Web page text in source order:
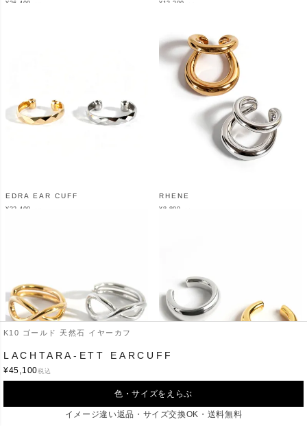
K10 ゴールド 天然石 イヤーカフ
LACHTARA-ETT EARCUFF
¥45,100税込
色・サイズをえらぶ
イメージ違い返品・サイズ交換OK・送料無料
¥26,400 ¥ 13,200
EDRA EAR CUFF
¥32,400
RHENE
¥8,800
¥9,900（税込）